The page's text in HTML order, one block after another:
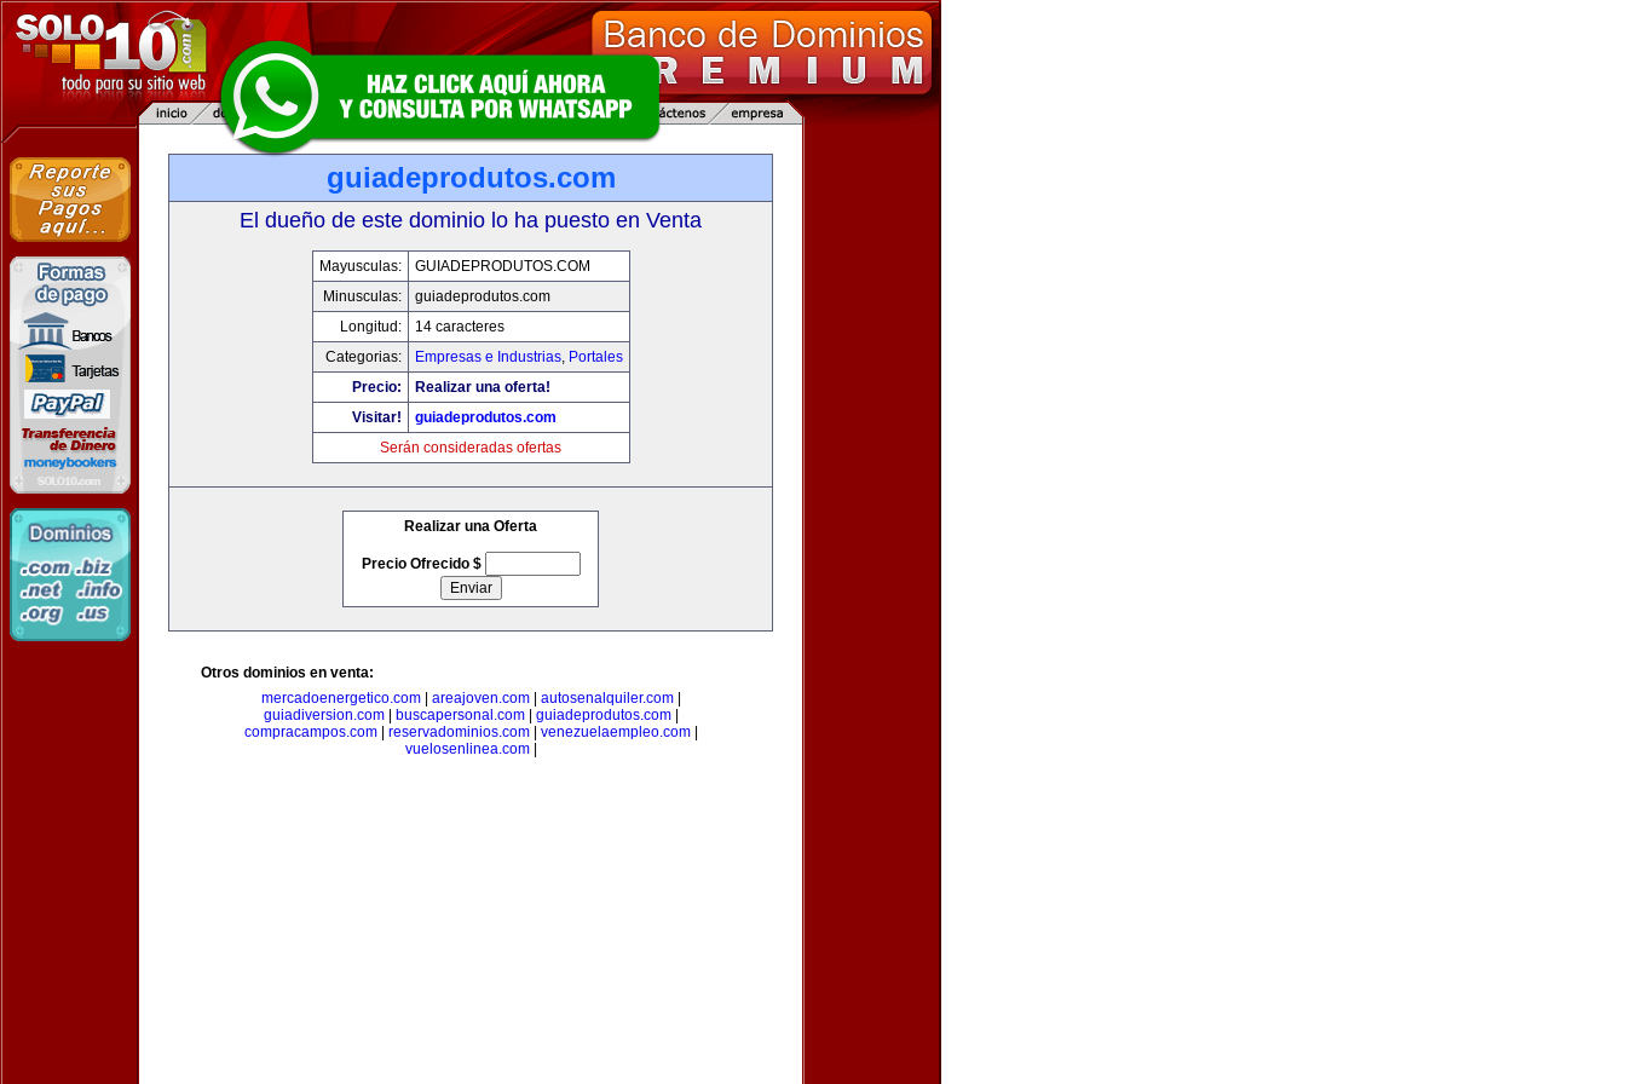
guiadeprodutos.com
El dueño de este dominio lo ha puesto en Venta
Mayusculas:
GUIADEPRODUTOS.COM
Minusculas:
guiadeprodutos.com
Longitud:
14 caracteres
Categorias:
Empresas e Industrias, Portales
Precio:
Realizar una oferta!
Visitar!
guiadeprodutos.com
Serán consideradas ofertas
Realizar una Oferta
Precio Ofrecido $
Otros dominios en venta:
mercadoenergetico.com| areajoven.com| autosenalquiler.com|
guiadiversion.com| buscapersonal.com| guiadeprodutos.com|
compracampos.com| reservadominios.com| venezuelaempleo.com|
vuelosenlinea.com|